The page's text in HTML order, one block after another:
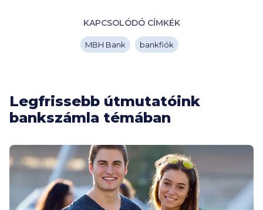
KAPCSOLÓDÓ CÍMKÉK
MBH Bank bankfiók
Legfrissebb útmutatóink
bankszámla témában